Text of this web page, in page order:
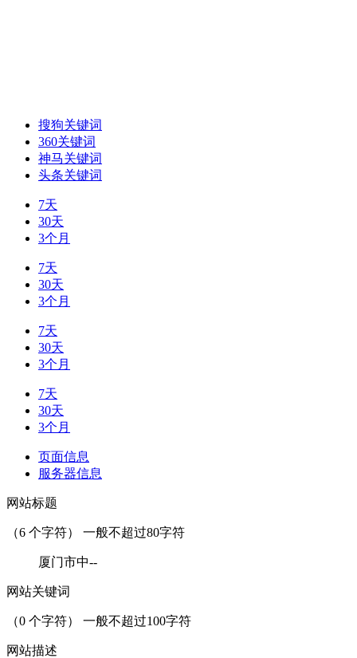
搜狗关键词
360关键词
神马关键词
头条关键词
7天
30天
3个月
7天
30天
3个月
7天
30天
3个月
7天
30天
3个月
页面信息
服务器信息
网站标题
（6 个字符） 一般不超过80字符
厦门市中--
网站关键词
（0 个字符） 一般不超过100字符
网站描述